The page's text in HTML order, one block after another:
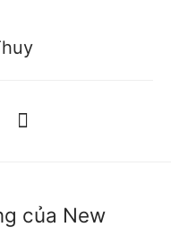
của New